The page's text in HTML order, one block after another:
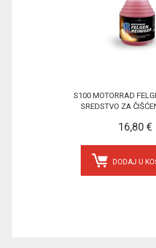
S100 MOTORRAD
SREDSTVO ZA
16,80 €
DODAJ U